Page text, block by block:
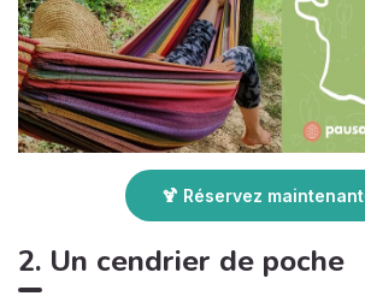
🍹 Réservez maintenant
2. Un cendrier de poche